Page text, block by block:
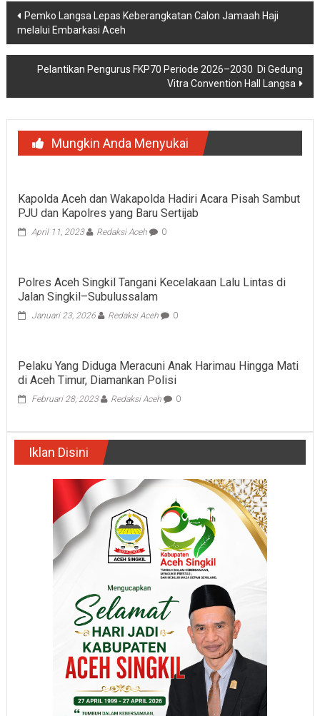
Navigasi
pos
Pemko Langsa Lepas Keberangkatan Calon Jamaah Haji
melalui Embarkasi Aceh
Pelantikan Pengurus FKP70 Periode 2026–2030 Di Gedung
Vitra Convention Hall Langsa
Mungkin Anda Menyukai
Kapolda Aceh dan Wakapolda Hadiri Acara Pisah Sambut
PJU dan Kapolres yang Baru Sertijab
April 11, 2023 Redaksi Aceh 0
Polres Aceh Singkil Tangani Kecelakaan Lalu Lintas di
Jalan Singkil–Subulussalam
Januari 23, 2026 Redaksi Aceh 0
Pelaku Yang Diduga Meracuni Anak Harimau Hingga Mati
di Aceh Timur, Diamankan Polisi
Februari 28, 2023 Redaksi Aceh 0
Iklan Disini